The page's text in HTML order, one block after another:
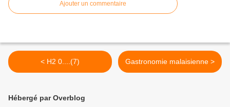
Ajouter un commentaire
< H2 0....(7) Gastronomie malaisienne >
Hébergé par Overblog